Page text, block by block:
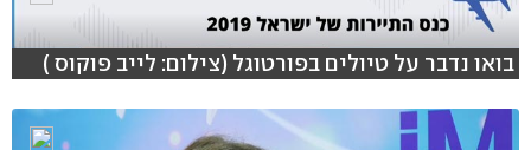
בואו נדבר על טיולים בפורטוגל (צילום: לייב פוקוס )